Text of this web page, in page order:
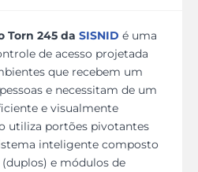
Torn 245 da SISNID é uma
de acesso projetada
que recebem um
e necessitam de um
e visualmente
utiliza portões pivotantes
inteligente composto
e módulos de